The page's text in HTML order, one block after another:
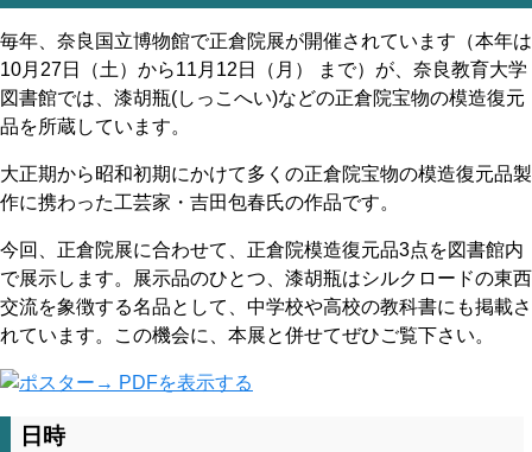
毎年、奈良国立博物館で正倉院展が開催されています（本年は
10月27日（土）から11月12日（月） まで）が、奈良教育大学
図書館では、漆胡瓶(しっこへい)などの正倉院宝物の模造復元
品を所蔵しています。
大正期から昭和初期にかけて多くの正倉院宝物の模造復元品製
作に携わった工芸家・吉田包春氏の作品です。
今回、正倉院展に合わせて、正倉院模造復元品3点を図書館内
で展示します。展示品のひとつ、漆胡瓶はシルクロードの東西
交流を象徴する名品として、中学校や高校の教科書にも掲載さ
れています。この機会に、本展と併せてぜひご覧下さい。
→ PDFを表示する
日時